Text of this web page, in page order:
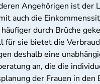
Angehörigen ist der
auch die
durch Brüche
für sie bietet die
deshalb eine
an, die die
der Frauen in den